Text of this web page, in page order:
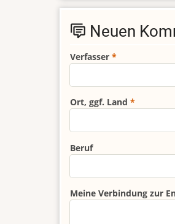
Neuen
Verfasser
Ort, ggf. Land
Beruf
Meine Verbindung zur